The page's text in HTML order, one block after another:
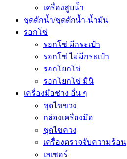
เครื่องสูบน้ำ
ชุดดักน้ำ/ชุดดักน้ำ-น้ำมัน
รอกโซ่
รอกโซ่ มีกระเป๋า
รอกโซ่ ไม่มีกระเป๋า
รอกโยกโซ่
รอกโยกโซ่ มินิ
เครื่องมือช่าง อื่น ๆ
ชุดไขขวง
กล่องเครื่องมือ
ชุดไขควง
เครื่องตรวจจับความร้อน
เลเซอร์